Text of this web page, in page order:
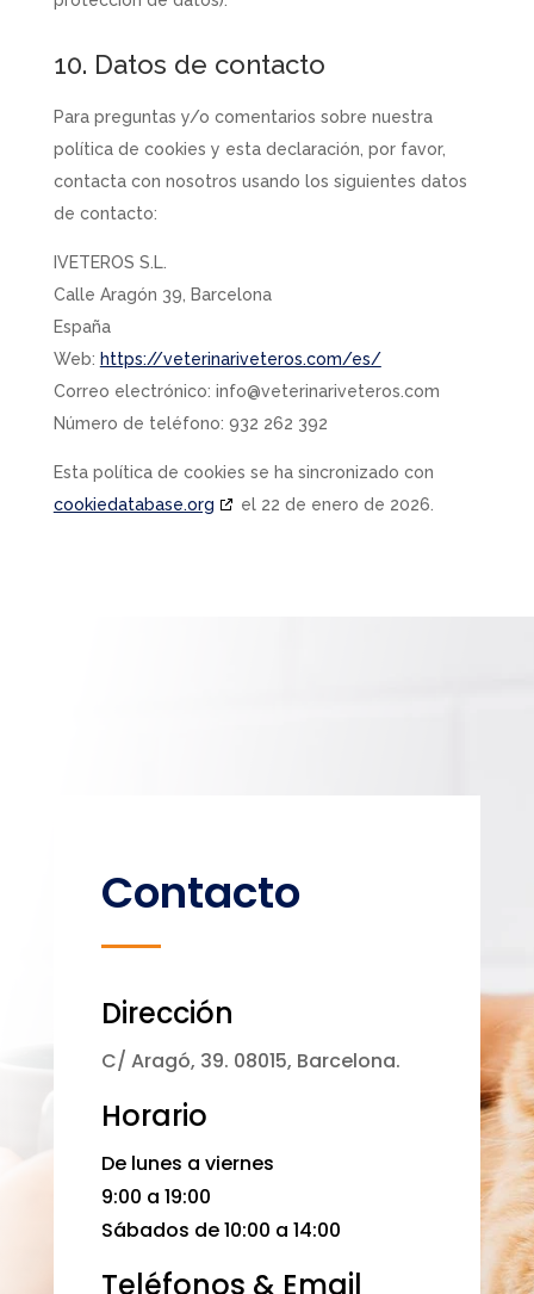
10. Datos de contacto
Para preguntas y/o comentarios sobre nuestra
política de cookies y esta declaración, por favor,
contacta con nosotros usando los siguientes datos
de contacto:
IVETEROS S.L.
Calle Aragón 39, Barcelona
España
Web: https://veterinariveteros.com/es/
Correo electrónico: info@veterinariveteros.com
Número de teléfono: 932 262 392
Esta política de cookies se ha sincronizado con
cookiedatabase.org
el 22 de enero de 2026.
Contacto
Dirección
C/ Aragó, 39. 08015, Barcelona.
Horario
De lunes a viernes
9:00 a 19:00
Sábados de 10:00 a 14:00
Teléfonos & Email